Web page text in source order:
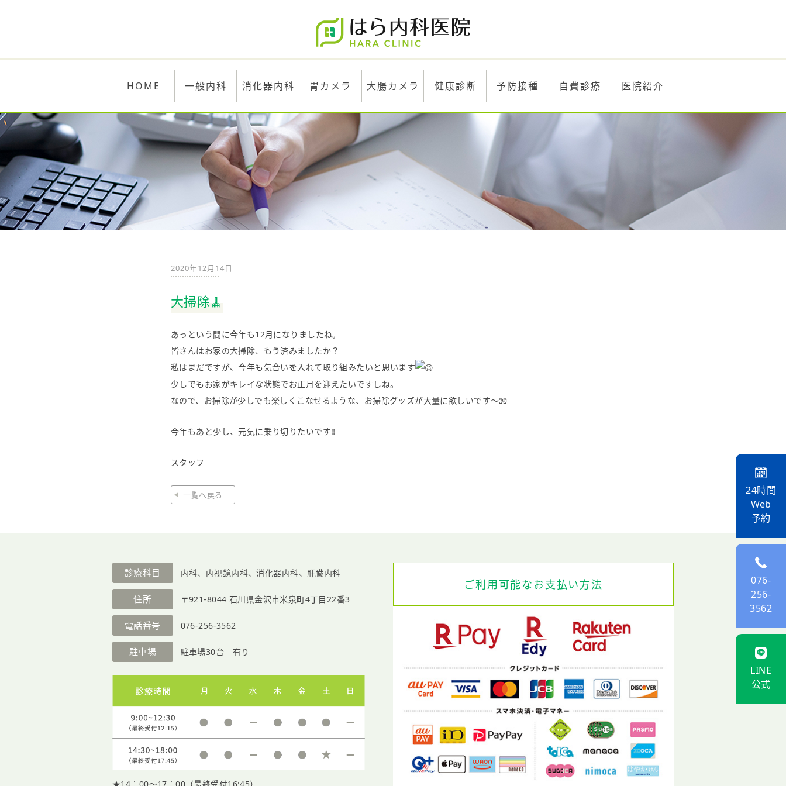
HOME 一般内科 消化器内科 胃カメラ 大腸カメラ 健康診断 予防接種 自費診療 医院紹介
2020年12月14日
大掃除🧹
あっという間に今年も12月になりましたね。
皆さんはお家の大掃除、もう済みましたか？
私はまだですが、今年も気合いを入れて取り組みたいと思います
少しでもお家がキレイな状態でお正月を迎えたいですしね。
なので、お掃除が少しでも楽しくこなせるような、お掃除グッズが大量に欲しいです〜🧤
今年もあと少し、元気に乗り切りたいです‼︎
スタッフ
一覧へ戻る
診療科目 内科、内視鏡内科、消化器内科、 肝臓内科
住所 〒921-8044 石川県金沢市米泉町4丁目22番3
電話番号 076-256-3562
駐車場 駐車場30台 有り
ご利用可能なお支払い方法
24時間
Web
予約
076-
256-
3562
LINE
公式